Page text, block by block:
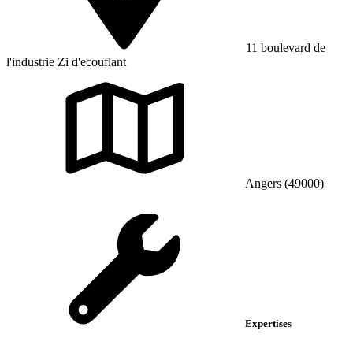
11 boulevard de
l'industrie Zi d'ecouflant
Angers (49000)
Expertises